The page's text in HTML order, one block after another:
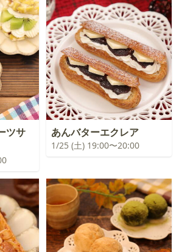
ツサ
あんバターエクレア
1/25 (土) 19:00〜20:00